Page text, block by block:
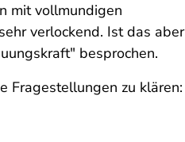
mit vollmundigen
verlockend. Ist das aber
besprochen.
Fragestellungen zu klären: